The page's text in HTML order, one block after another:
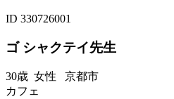
ID 330726001
ゴ シャクテイ先生
30歳 女性 京都市
カフェ